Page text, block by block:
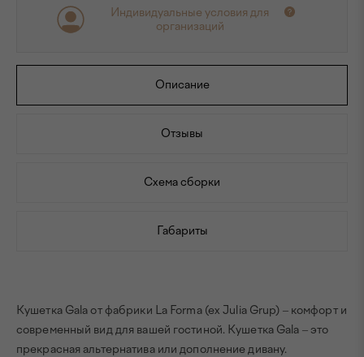
Индивидуальные условия для
организаций
Описание
Отзывы
Схема сборки
Габариты
Кушетка Gala от фабрики La Forma (ex Julia Grup) – комфорт и
современный вид для вашей гостиной. Кушетка Gala – это
прекрасная альтернатива или дополнение дивану.